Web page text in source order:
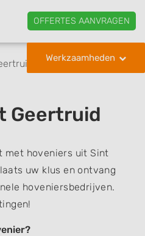
OFFERTES AANVRAGEN
Werkzaamheden
Geertruid
met hoveniers uit Sint
uw klus en ontvang
hoveniersbedrijven.